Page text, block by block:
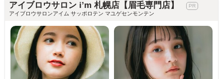
アイブロウサロン i’m 札幌店【眉毛専門店】
アイブロウサロンアイム サッポロテン マユゲセンモンテン